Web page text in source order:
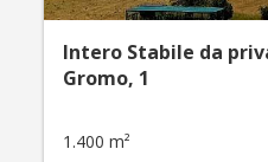
Intero Stabile da
Gromo, 1
1.400 m²